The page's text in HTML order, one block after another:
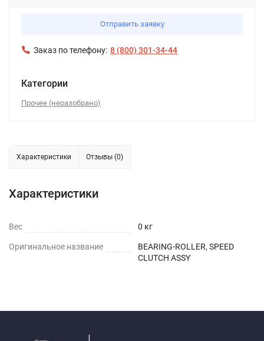
Отправить заявку
Заказ по телефону: 8 (800) 301-34-44
Категории
Прочее (неразобрано)
Характеристики Отзывы (0)
Характеристики
Вес 0 кг
Оригинальное название
BEARING-ROLLER, SPEED
CLUTCH ASSY